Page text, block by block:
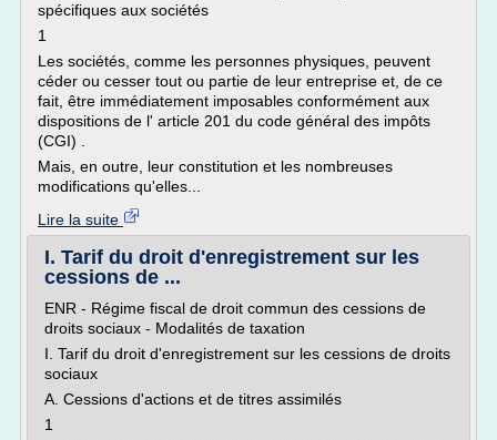
spécifiques aux sociétés
1
Les sociétés, comme les personnes physiques, peuvent
céder ou cesser tout ou partie de leur entreprise et, de ce
fait, être immédiatement imposables conformément aux
dispositions de l' article 201 du code général des impôts
(CGI) .
Mais, en outre, leur constitution et les nombreuses
modifications qu'elles...
Lire la suite
I. Tarif du droit d'enregistrement sur les
cessions de ...
ENR - Régime fiscal de droit commun des cessions de
droits sociaux - Modalités de taxation
I. Tarif du droit d'enregistrement sur les cessions de droits
sociaux
A. Cessions d'actions et de titres assimilés
1